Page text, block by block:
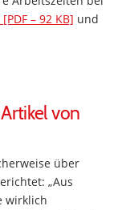
– 92 KB] und
von
über
„Aus
wirklich